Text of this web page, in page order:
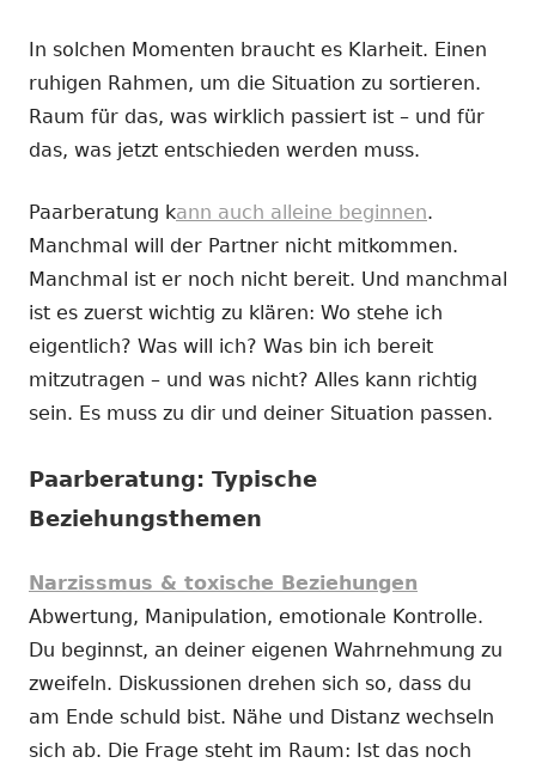
In solchen Momenten braucht es Klarheit. Einen
ruhigen Rahmen, um die Situation zu sortieren.
Raum für das, was wirklich passiert ist – und für
das, was jetzt entschieden werden muss.
Paarberatung kann auch alleine beginnen.
Manchmal will der Partner nicht mitkommen.
Manchmal ist er noch nicht bereit. Und manchmal
ist es zuerst wichtig zu klären: Wo stehe ich
eigentlich? Was will ich? Was bin ich bereit
mitzutragen – und was nicht? Alles kann richtig
sein. Es muss zu dir und deiner Situation passen.
Paarberatung: Typische
Beziehungsthemen
Narzissmus & toxische Beziehungen
Abwertung, Manipulation, emotionale Kontrolle.
Du beginnst, an deiner eigenen Wahrnehmung zu
zweifeln. Diskussionen drehen sich so, dass du
am Ende schuld bist. Nähe und Distanz wechseln
sich ab. Die Frage steht im Raum: Ist das noch